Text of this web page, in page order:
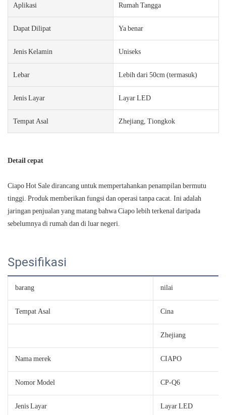
Aplikasi Rumah Tangga
Dapat Dilipat Ya benar
Jenis Kelamin Uniseks
Lebar Lebih dari 50cm (termasuk)
Jenis Layar Layar LED
Tempat Asal Zhejiang, Tiongkok
Detail cepat
Ciapo Hot Sale dirancang untuk mempertahankan penampilan bermutu
tinggi. Produk memberikan fungsi dan operasi tanpa cacat. Ini adalah
jaringan penjualan yang matang bahwa Ciapo lebih terkenal daripada
sebelumnya di rumah dan di luar negeri.
Spesifikasi
barang nilai
Tempat Asal Cina
Zhejiang
Nama merek CIAPO
Nomor Model CP-Q6
Jenis Layar Layar LED